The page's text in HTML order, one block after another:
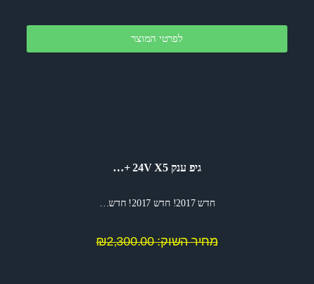
לפרטי המוצר
גיפ ענק 24V X5 +…
חדש 2017! חדש 2017! חדש…
מחיר השוק: ₪2,300.00